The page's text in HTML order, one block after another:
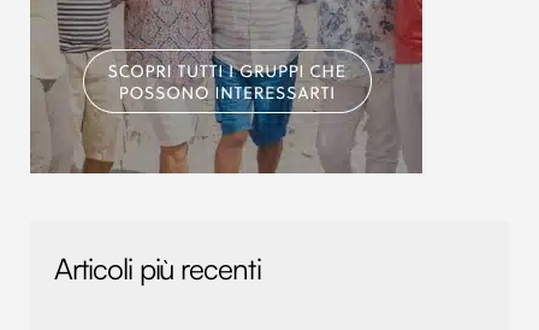
Articoli più recenti